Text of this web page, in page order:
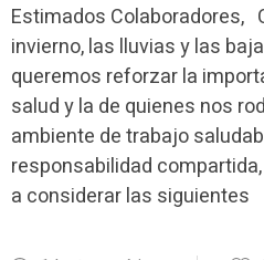
Estimados Colaboradores,
invierno, las lluvias y las
queremos reforzar la
salud y la de quienes nos
ambiente de trabajo
responsabilidad
a considerar las siguientes